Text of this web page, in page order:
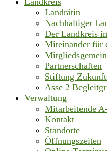
Landrätin
Nachhaltiger
Der Landkreis
Miteinander für
Partnerschaften
Stiftung
Asse 2
Verwaltung
Mitarbeitende
Kontakt
Standorte
Öffnungszeiten